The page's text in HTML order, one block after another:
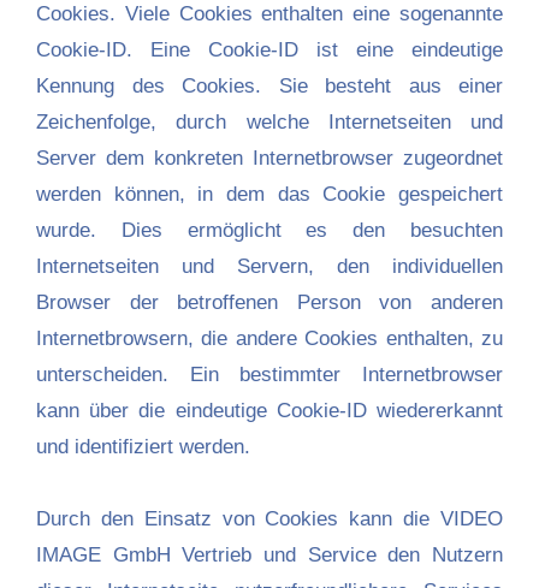
Cookies. Viele Cookies enthalten eine sogenannte
Cookie-ID. Eine Cookie-ID ist eine eindeutige
Kennung des Cookies. Sie besteht aus einer
Zeichenfolge, durch welche Internetseiten und
Server dem konkreten Internetbrowser zugeordnet
werden können, in dem das Cookie gespeichert
wurde. Dies ermöglicht es den besuchten
Internetseiten und Servern, den individuellen
Browser der betroffenen Person von anderen
Internetbrowsern, die andere Cookies enthalten, zu
unterscheiden. Ein bestimmter Internetbrowser
kann über die eindeutige Cookie-ID wiedererkannt
und identifiziert werden.
Durch den Einsatz von Cookies kann die VIDEO
IMAGE GmbH Vertrieb und Service den Nutzern